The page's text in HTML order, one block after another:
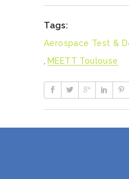
Tags:
Aerospace Test &
MEETT Toulouse